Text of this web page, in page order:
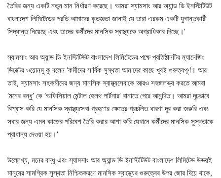
তৈরির জন্য একটি নতুন মান নির্ধারণ করেছে। আমরা স্যামসাং আর অ্যান্ড ডি ইনস্টিটিউট
বাংলাদেশ লিমিটেডের প্রতি আমাদের কৃতজ্ঞতা জানাই যে তারা এরকম একটি যুগান্তকারী
সিদ্ধান্ত নিয়েছে এবং তাদের কর্মীদের মানসিক স্বাস্থ্যকে অগ্রাধিকার দিচ্ছে।’
স্যামসাং আর অ্যান্ড ডি ইনস্টিটিউট বাংলাদেশ লিমিটেডের পক্ষে প্রতিষ্ঠানটির ম্যানেজিং
ডিরেক্টর ওয়োনমু কু বলেন ‘কর্মীদের সার্বিক সুস্থতা আমাদের কাছে খুবই গুরুত্বপূর্ণ। আর
তাই, স্যামসাং সহকর্মীদের জন্য মানসিক স্বাস্থ্যসেবাকে আরও সহজলভ্য করতে আমরা
‘মনের বন্ধু’ কে ‘অফিসিয়াল মেন্টাল হেলথ পার্টনার’ বানাতে পেরে আনন্দিত। আমরা দৃঢ়ভাবে
বিশ্বাস করি যে মানসিক স্বাস্থ্যসেবা গ্রহণের ক্ষেত্রে প্রচলিত ধারণা দূর করা জরুরি এবং
সবার জন্য এমন কাজের পরিবেশ তৈরি করার আশা করি যেখানে কর্মীদের মানসিক সুস্থতাকে
প্রাধান্য দেওয়া হয়।’
উল্লেখ্য, মনের বন্ধু এবং স্যামসাং আর অ্যান্ড ডি ইনস্টিটিউট বাংলাদেশ লিমিটেড উভয়ই
মানুষের সামগ্রিক সুস্থতা নিশ্চিতকরণে মানসিক স্বাস্থ্যের গুরুত্বের উপর জোর দিয়ে থাকে,